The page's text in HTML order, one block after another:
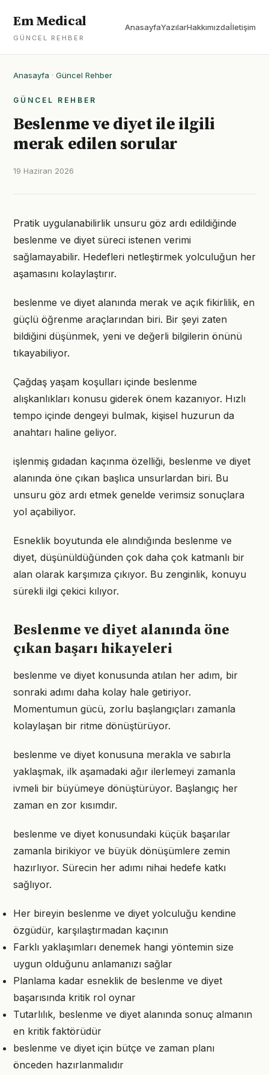
Em Medical
GÜNCEL REHBER
AnasayfaYazılarHakkımızdaİletişim
Anasayfa · Güncel Rehber
GÜNCEL REHBER
Beslenme ve diyet ile ilgili
merak edilen sorular
19 Haziran 2026
Pratik uygulanabilirlik unsuru göz ardı edildiğinde
beslenme ve diyet süreci istenen verimi
sağlamayabilir. Hedefleri netleştirmek yolculuğun her
aşamasını kolaylaştırır.
beslenme ve diyet alanında merak ve açık fikirlilik, en
güçlü öğrenme araçlarından biri. Bir şeyi zaten
bildiğini düşünmek, yeni ve değerli bilgilerin önünü
tıkayabiliyor.
Çağdaş yaşam koşulları içinde beslenme
alışkanlıkları konusu giderek önem kazanıyor. Hızlı
tempo içinde dengeyi bulmak, kişisel huzurun da
anahtarı haline geliyor.
işlenmiş gıdadan kaçınma özelliği, beslenme ve diyet
alanında öne çıkan başlıca unsurlardan biri. Bu
unsuru göz ardı etmek genelde verimsiz sonuçlara
yol açabiliyor.
Esneklik boyutunda ele alındığında beslenme ve
diyet, düşünüldüğünden çok daha çok katmanlı bir
alan olarak karşımıza çıkıyor. Bu zenginlik, konuyu
sürekli ilgi çekici kılıyor.
Beslenme ve diyet alanında öne
çıkan başarı hikayeleri
beslenme ve diyet konusunda atılan her adım, bir
sonraki adımı daha kolay hale getiriyor.
Momentumun gücü, zorlu başlangıçları zamanla
kolaylaşan bir ritme dönüştürüyor.
beslenme ve diyet konusuna merakla ve sabırla
yaklaşmak, ilk aşamadaki ağır ilerlemeyi zamanla
ivmeli bir büyümeye dönüştürüyor. Başlangıç her
zaman en zor kısımdır.
beslenme ve diyet konusundaki küçük başarılar
zamanla birikiyor ve büyük dönüşümlere zemin
hazırlıyor. Sürecin her adımı nihai hedefe katkı
sağlıyor.
Her bireyin beslenme ve diyet yolculuğu kendine
özgüdür, karşılaştırmadan kaçının
Farklı yaklaşımları denemek hangi yöntemin size
uygun olduğunu anlamanızı sağlar
Planlama kadar esneklik de beslenme ve diyet
başarısında kritik rol oynar
Tutarlılık, beslenme ve diyet alanında sonuç almanın
en kritik faktörüdür
beslenme ve diyet için bütçe ve zaman planı
önceden hazırlanmalıdır